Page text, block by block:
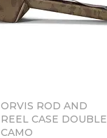
Vista rápida
ORVIS ROD AND
REEL CASE DOUBLE
CAMO